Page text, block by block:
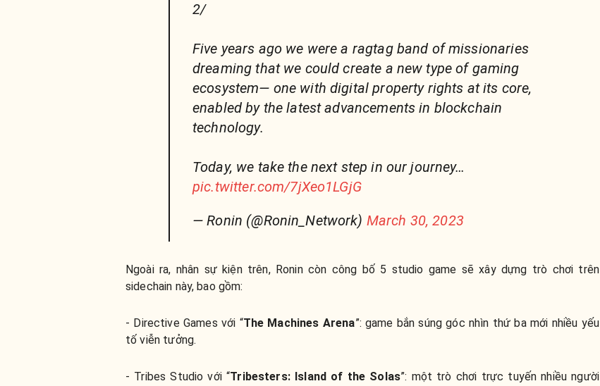
2/
Five years ago we were a ragtag band of missionaries
dreaming that we could create a new type of gaming
ecosystem— one with digital property rights at its core,
enabled by the latest advancements in blockchain
technology.
Today, we take the next step in our journey…
pic.twitter.com/7jXeo1LGjG
— Ronin (@Ronin_Network) March 30, 2023
Ngoài ra, nhân sự kiện trên, Ronin còn công bố 5 studio game sẽ xây dựng trò chơi trên
sidechain này, bao gồm:
- Directive Games với “The Machines Arena”: game bắn súng góc nhìn thứ ba mới nhiều yếu
tố viễn tưởng.
- Tribes Studio với “Tribesters: Island of the Solas”: một trò chơi trực tuyến nhiều người